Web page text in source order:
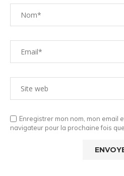
Enregistrer mon nom, mon email
navigateur pour la prochaine fois